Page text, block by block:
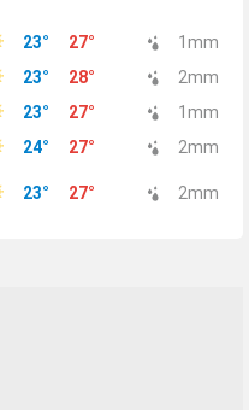
23° 27° 1 mm
23° 28° 2mm
23° 27° 1 mm
24° 27° 2mm
23° 27° 2mm